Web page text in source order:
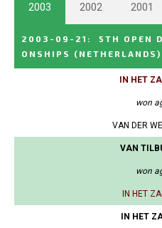
2003 2002 2001
2003-09-21 :
5TH OPEN
ONSHIPS
(NETHERLANDS)
IN HET
won
VAN DER
VAN
won
IN HET
IN HET